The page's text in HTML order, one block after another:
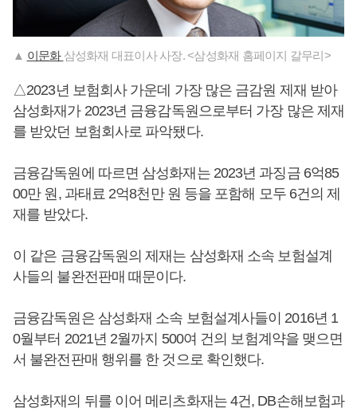
▲ 이문화 삼성화재 대표이사 사장. <삼성화재 홈페이지 갈무리>
△2023년 보험회사 가운데 가장 많은 금감원 제재 받아
삼성화재가 2023년 금융감독원으로부터 가장 많은 제재
를 받았던 보험회사로 파악됐다.
금융감독원에 따르면 삼성화재는 2023년 과징금 6억85
00만 원, 과태료 2억8천만 원 등을 포함해 모두 6건의 제
재를 받았다.
이 같은 금융감독원의 제재는 삼성화재 소속 보험설계
사들의 불완전판매 때문이다.
금융감독원은 삼성화재 소속 보험설계사들이 2016년 1
0월부터 2021년 2월까지 500여 건의 보험계약을 맺으면
서 불완전판매 행위를 한 것으로 확인했다.
삼성화재의 뒤를 이어 메리츠화재는 4건, DB손해보험과